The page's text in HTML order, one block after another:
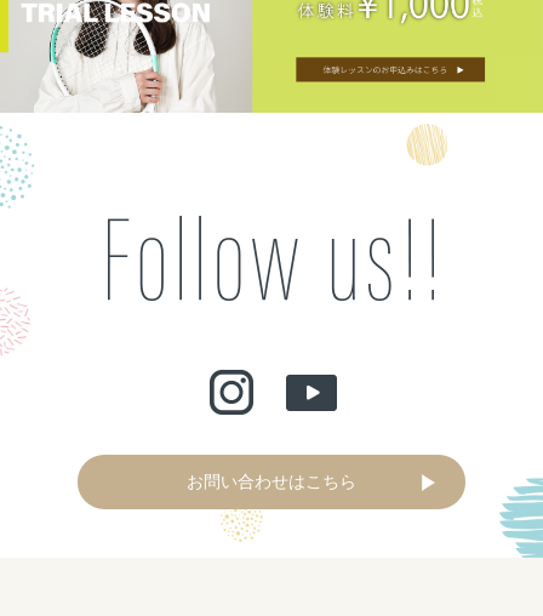
お問い合わせはこちら